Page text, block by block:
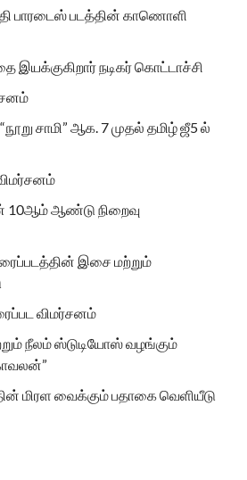
‘தி பாரடைஸ் படத்தின் காணொளி
இயக்குகிறார் நடிகர் கொட்டாச்சி
சாமி” ஆக. 7 முதல் தமிழ் ஜீ5 ல்
விமர்சனம்
10ஆம் ஆண்டு நிறைவு
இசை மற்றும்
விமர்சனம்
நீலம் ஸ்டுடியோஸ் வழங்கும்
மிரள வைக்கும் பதாகை வெளியீடு